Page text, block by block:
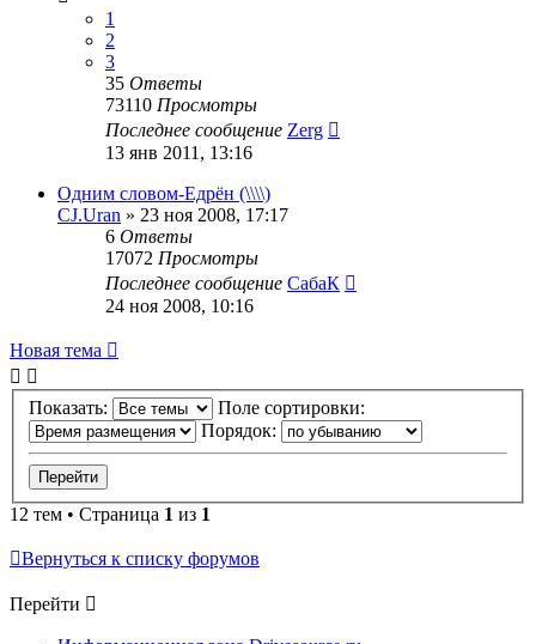
1
2
3
35 Ответы
73110 Просмотры
Последнее сообщение Zerg
13 янв 2011, 13:16
Одним словом-Едрён (\\\\)
CJ.Uran » 23 ноя 2008, 17:17
6 Ответы
17072 Просмотры
Последнее сообщение СабаК
24 ноя 2008, 10:16
Новая тема
Показать:
Поле сортировки:
Порядок:
12 тем • Страница 1 из 1
Вернуться к списку форумов
Перейти